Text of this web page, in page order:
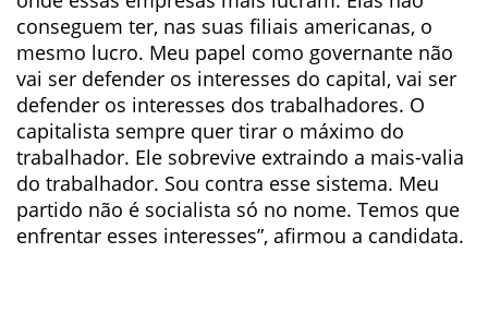
conseguem ter, nas suas filiais americanas, o
mesmo lucro. Meu papel como governante não
vai ser defender os interesses do capital, vai ser
defender os interesses dos trabalhadores. O
capitalista sempre quer tirar o máximo do
trabalhador. Ele sobrevive extraindo a mais-valia
do trabalhador. Sou contra esse sistema. Meu
partido não é socialista só no nome. Temos que
enfrentar esses interesses”, afirmou a candidata.